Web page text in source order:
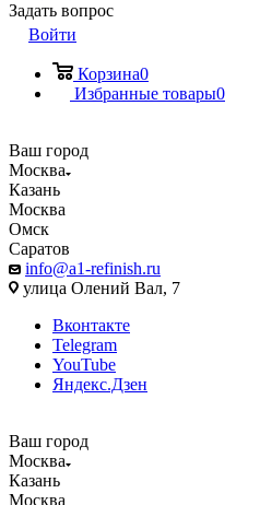
Задать вопрос
Войти
Корзина0
Избранные товары0
Ваш город
Москва
Казань
Москва
Омск
Саратов
info@a1-refinish.ru
улица Олений Вал, 7
Вконтакте
Telegram
YouTube
Яндекс.Дзен
Ваш город
Москва
Казань
Москва